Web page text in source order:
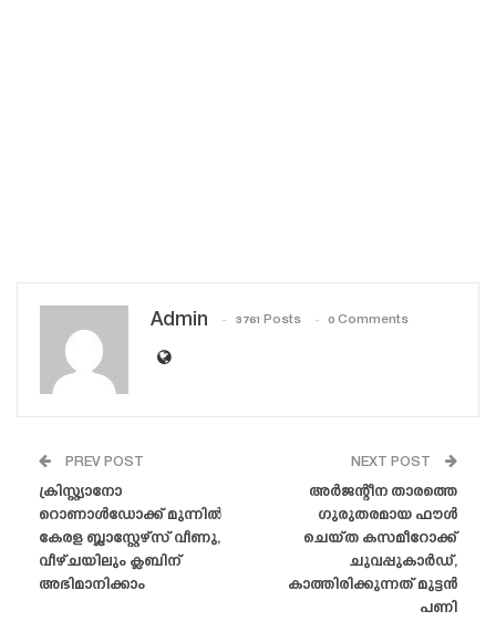
Admin 3761 Posts 0 Comments
PREV POST
ക്രിസ്റ്റ്യാനോ
റൊണാൾഡോക്ക് മുന്നിൽ
കേരള ബ്ലാസ്റ്റേഴ്‌സ് വീണു,
വീഴ്‌ചയിലും ക്ലബിന്
അഭിമാനിക്കാം
NEXT POST
അർജന്റീന താരത്തെ
ഗുരുതരമായ ഫൗൾ
ചെയ്‌ത കസമീറോക്ക്
ചുവപ്പുകാർഡ്,
കാത്തിരിക്കുന്നത് മുട്ടൻ
പണി